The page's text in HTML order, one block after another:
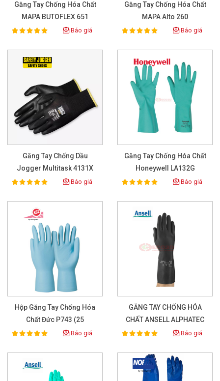
Găng Tay Chống Hóa Chất
MAPA BUTOFLEX 651
Rating:
100% Báo giá
Găng Tay Chống Hóa Chất
MAPA Alto 260
Rating:
100% Báo giá
Găng Tay Chống Dầu
Jogger Multitask 4131X
Rating:
100% Báo giá
Găng Tay Chống Hóa Chất
Honeywell LA132G
Rating:
100% Báo giá
Hộp Găng Tay Chống Hóa
Chất Đức P743 (25
Pairs/box)
Rating:
100% Báo giá
GĂNG TAY CHỐNG HÓA
CHẤT ANSELL ALPHATEC
87-118
Rating:
100% Báo giá